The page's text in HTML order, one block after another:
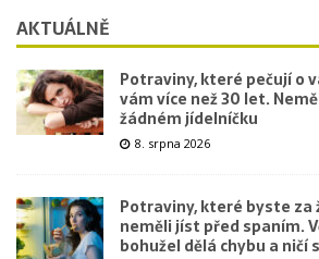
AKTUÁLNĚ
Potraviny, které pečují o
vám více než 30 let.
žádném jídelníčku
8. srpna 2026
Potraviny, které byste za
neměli jíst před spaním.
bohužel dělá chybu a ničí